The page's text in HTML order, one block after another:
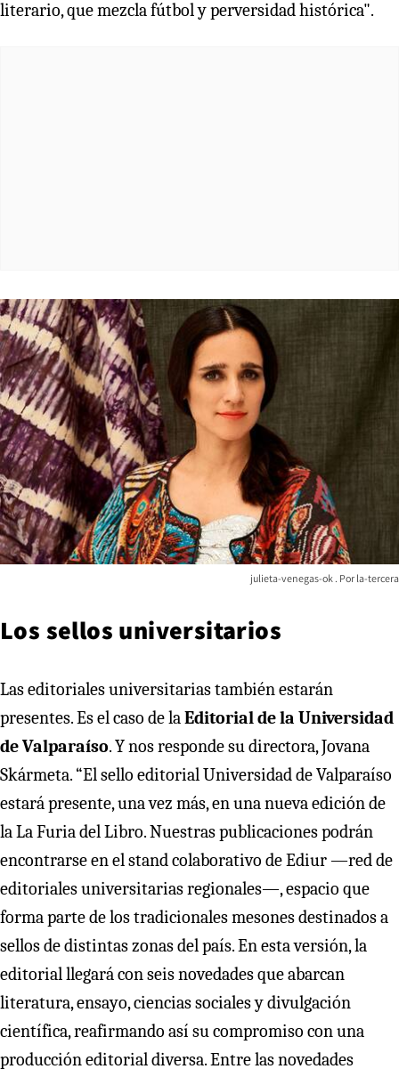
literario, que mezcla fútbol y perversidad histórica".
julieta-venegas-ok la-tercera
Los sellos universitarios
Las editoriales universitarias también estarán
presentes. Es el caso de laEditorial de la Universidad
de Valparaíso. Y nos responde su directora, Jovana
Skármeta. “El sello editorial Universidad de Valparaíso
estará presente, una vez más, en una nueva edición de
la La Furia del Libro. Nuestras publicaciones podrán
encontrarse en el stand colaborativo de Ediur —red de
editoriales universitarias regionales—, espacio que
forma parte de los tradicionales mesones destinados a
sellos de distintas zonas del país. En esta versión, la
editorial llegará con seis novedades que abarcan
literatura, ensayo, ciencias sociales y divulgación
científica, reafirmando así su compromiso con una
producción editorial diversa. Entre las novedades